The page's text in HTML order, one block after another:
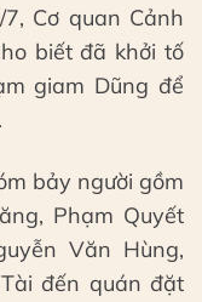
Cơ quan Cảnh
biết đã khởi tố
giam Dũng để
bảy người gồm
Phạm Quyết
Văn Hùng,
đến quán đặt